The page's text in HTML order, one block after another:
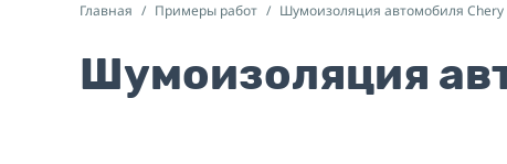
Главная Примеры работ Шумоизоляция автомобиля Chery
Шумоизоляция